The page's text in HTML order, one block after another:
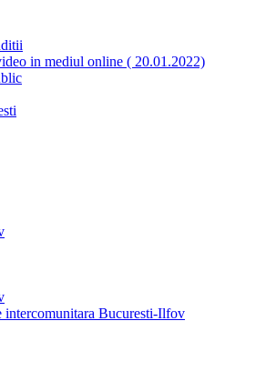
in mediul online ( 20.01.2022)
intercomunitara Bucuresti-Ilfov